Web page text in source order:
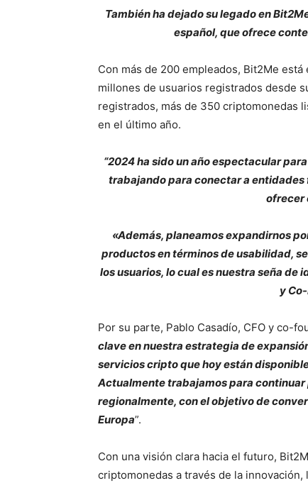
También ha dejado su legado en
español, que ofrece
Con más de 200 empleados, Bit2Me
millones de usuarios registrados desde
registrados, más de 350 criptomonedas
en el último año.
“2024 ha sido un año espectacular
trabajando para conectar a
ofrecer
«Además, planeamos expandirnos
productos en términos de usabilidad,
los usuarios, lo cual es nuestra seña de
y
Por su parte, Pablo Casadío, CFO y co-
clave en nuestra estrategia de
servicios cripto que hoy están
Actualmente trabajamos para
regionalmente, con el objetivo de
Europa”.
Con una visión clara hacia el futuro,
criptomonedas a través de la